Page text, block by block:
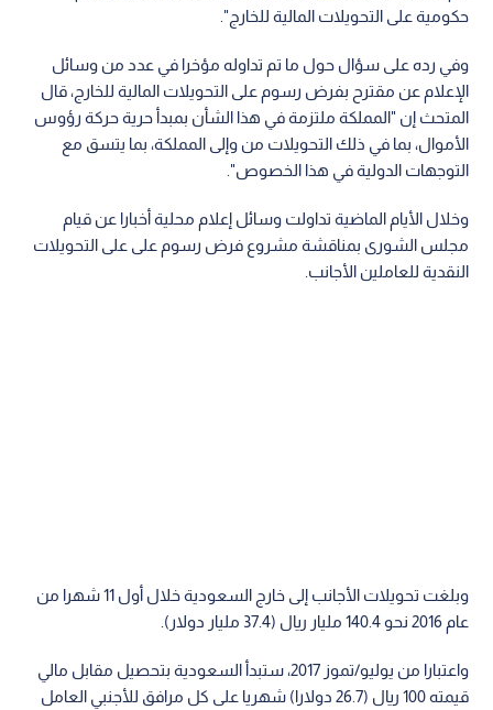
حكومية على التحويلات المالية للخارج".
وفي رده على سؤال حول ما تم تداوله مؤخرا في عدد من وسائل
الإعلام عن مقترح بفرض رسوم على التحويلات المالية للخارج، قال
المتحث إن "المملكة ملتزمة في هذا الشأن بمبدأ حرية حركة رؤوس
الأموال، بما في ذلك التحويلات من وإلى المملكة، بما يتسق مع
التوجهات الدولية في هذا الخصوص".
وخلال الأيام الماضية تداولت وسائل إعلام محلية أخبارا عن قيام
مجلس الشورى بمناقشة مشروع فرض رسوم على على التحويلات
النقدية للعاملين الأجانب.
وبلغت تحويلات الأجانب إلى خارج السعودية خلال أول 11 شهرا من
عام 2016 نحو 140.4 مليار ريال (37.4 مليار دولار).
واعتبارا من يوليو/تموز 2017، ستبدأ السعودية بتحصيل مقابل مالي
قيمته 100 ريال (26.7 دولارا) شهريا على كل مرافق للأجنبي العامل